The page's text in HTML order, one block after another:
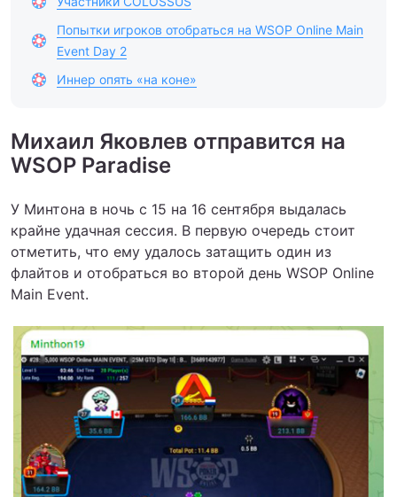
Попытки игроков отобраться на WSOP Online Main
Event Day 2
Иннер опять «на коне»
Михаил Яковлев отправится на
WSOP Paradise
У Минтона в ночь с 15 на 16 сентября выдалась
крайне удачная сессия. В первую очередь стоит
отметить, что ему удалось затащить один из
флайтов и отобраться во второй день WSOP Online
Main Event.